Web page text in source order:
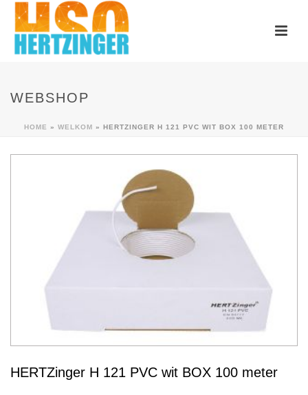
WEBSHOP
HOME » WELKOM » HERTZINGER H 121 PVC WIT BOX 100 METER
HERTZinger H 121 PVC wit BOX 100 meter